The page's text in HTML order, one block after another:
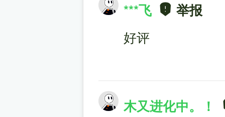
***飞
举报
好评
木又进化中。！